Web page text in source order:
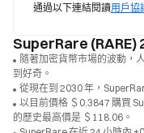
通過以下連結閱讀用戶協
SuperRare (RARE)
隨著加密貨幣市場的波動，
到好奇。
從現在到 2030 年，
以目前價格 ＄0.3847 購買
的歷史最高價是 ＄118.06。